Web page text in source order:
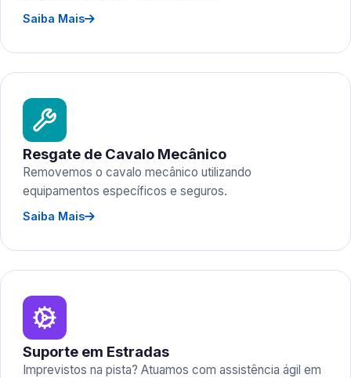
Saiba Mais
Resgate de Cavalo Mecânico
Removemos o cavalo mecânico utilizando
equipamentos específicos e seguros.
Saiba Mais
Suporte em Estradas
Imprevistos na pista? Atuamos com assistência ágil em